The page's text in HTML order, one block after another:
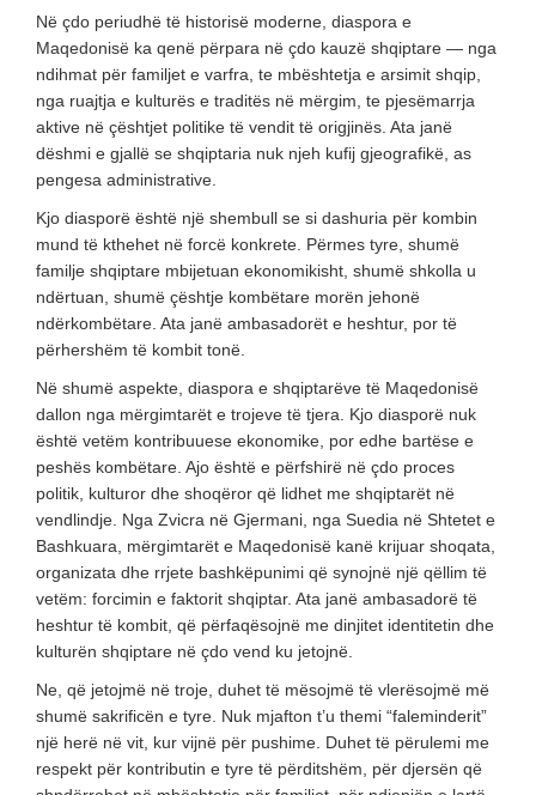
Në çdo periudhë të historisë moderne, diaspora e
Maqedonisë ka qenë përpara në çdo kauzë shqiptare — nga
ndihmat për familjet e varfra, te mbështetja e arsimit shqip,
nga ruajtja e kulturës e traditës në mërgim, te pjesëmarrja
aktive në çështjet politike të vendit të origjinës. Ata janë
dëshmi e gjallë se shqiptaria nuk njeh kufij gjeografikë, as
pengesa administrative.
Kjo diasporë është një shembull se si dashuria për kombin
mund të kthehet në forcë konkrete. Përmes tyre, shumë
familje shqiptare mbijetuan ekonomikisht, shumë shkolla u
ndërtuan, shumë çështje kombëtare morën jehonë
ndërkombëtare. Ata janë ambasadorët e heshtur, por të
përhershëm të kombit tonë.
Në shumë aspekte, diaspora e shqiptarëve të Maqedonisë
dallon nga mërgimtarët e trojeve të tjera. Kjo diasporë nuk
është vetëm kontribuuese ekonomike, por edhe bartëse e
peshës kombëtare. Ajo është e përfshirë në çdo proces
politik, kulturor dhe shoqëror që lidhet me shqiptarët në
vendlindje. Nga Zvicra në Gjermani, nga Suedia në Shtetet e
Bashkuara, mërgimtarët e Maqedonisë kanë krijuar shoqata,
organizata dhe rrjete bashkëpunimi që synojnë një qëllim të
vetëm: forcimin e faktorit shqiptar. Ata janë ambasadorë të
heshtur të kombit, që përfaqësojnë me dinjitet identitetin dhe
kulturën shqiptare në çdo vend ku jetojnë.
Ne, që jetojmë në troje, duhet të mësojmë të vlerësojmë më
shumë sakrificën e tyre. Nuk mjafton t’u themi “faleminderit”
një herë në vit, kur vijnë për pushime. Duhet të përulemi me
respekt për kontributin e tyre të përditshëm, për djersën që